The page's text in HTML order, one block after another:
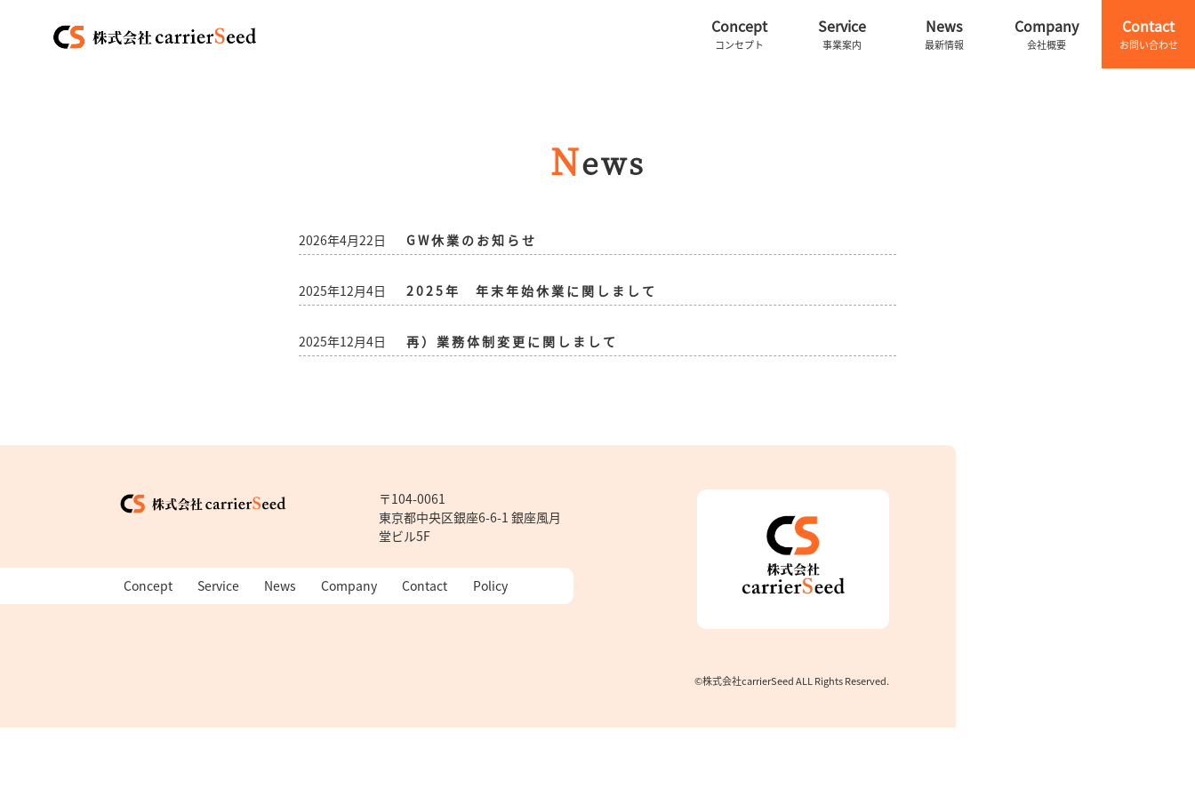
Concept
コンセプト
Service
事業案内
News
最新情報
Company
会社概要
Contact
お問い合わせ
NEws
2026年4月22日 GW休業のお知らせ
2025年12月4日 2025年 年末年始休業に関しまして
2025年12月4日 再）業務体制変更に関しまして
〒104-0061
東京都中央区銀座6-6-1 銀座風月
堂ビル5F
Concept Service News Company Contact Policy
©株式会社carrierSeed ALL Rights Reserved.